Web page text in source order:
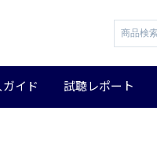
イド 試聴レポート